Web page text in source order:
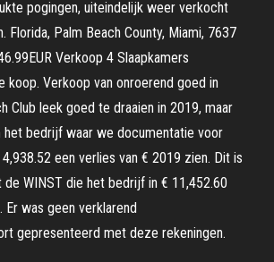
pogingen, uiteindelijk weer verkocht
Florida, Palm Beach County, Miami, 7637
Verkoop 4 Slaapkamers
koop. Verkoop van onroerend goed in
Club leek goed te draaien in 2019, maar
het bedrijf waar we documentatie voor
een verlies van € 2019 zien. Dit is
WINST die het bedrijf in € 11,452.60
Er was geen verklarend
gepresenteerd met deze rekeningen.